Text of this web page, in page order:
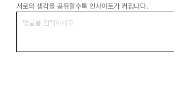
서로의 생각을 공유할수록 인사이트가 커집니다.